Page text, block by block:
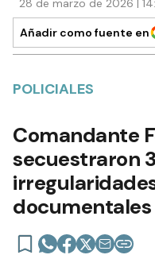
28 de marzo de 2026 |
Añadir como fuente en
POLICIALES
Comandante
secuestraron
documentales